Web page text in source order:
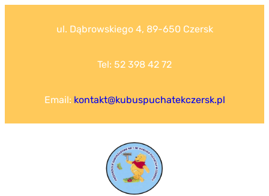
ul. Dąbrowskiego 4, 89-650 Czersk
Tel: 52 398 42 72
Email: kontakt@kubuspuchatekczersk.pl